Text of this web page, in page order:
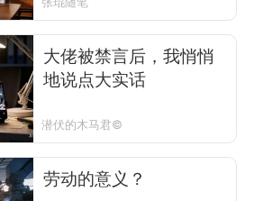
大佬被禁言后，我悄悄
地说点大实话
潜伏的木马君©
劳动的意义？